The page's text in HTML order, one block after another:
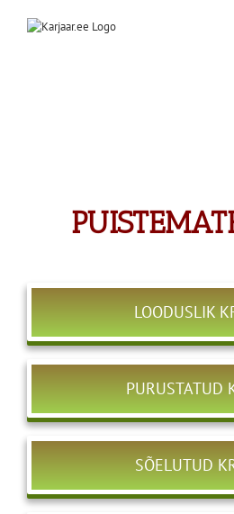
LOODUSLIK
PURUSTATUD
SÕELUTUD